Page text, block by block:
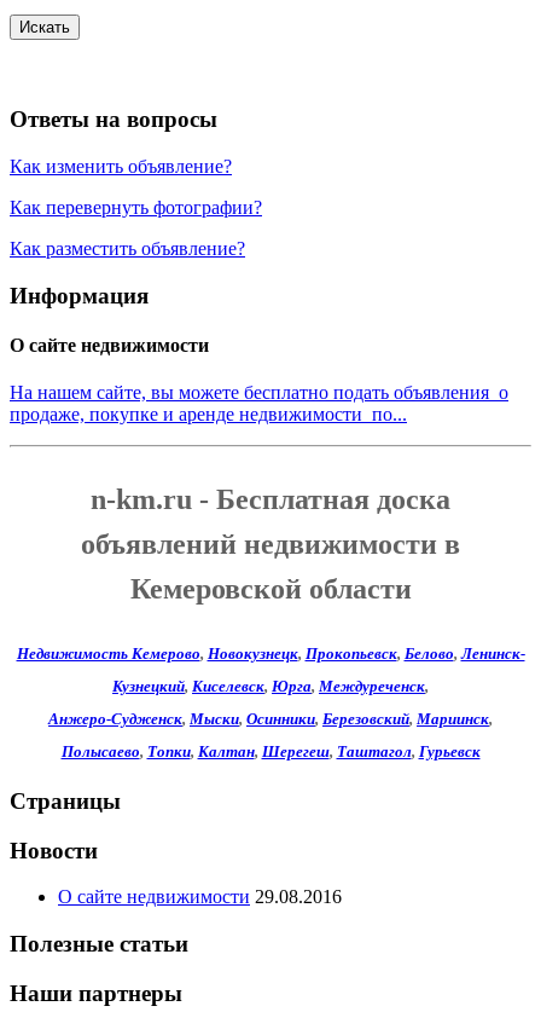
Искать
Ответы на вопросы
Как изменить объявление?
Как перевернуть фотографии?
Как разместить объявление?
Информация
О сайте недвижимости
На нашем сайте, вы можете бесплатно подать объявления о
продаже, покупке и аренде недвижимости по...
n-km.ru - Бесплатная доска
объявлений недвижимости в
Кемеровской области
Недвижимость Кемерово, Новокузнецк, Прокопьевск, Белово,Ленинск-
Кузнецкий, Киселевск, Юрга, Междуреченск,
Анжеро-Судженск, Мыски, Осинники, Березовский, Мариинск,
Полысаево, Топки, Калтан, Шерегеш, Таштагол, Гурьевск
Страницы
Новости
О сайте недвижимости 29.08.2016
Полезные статьи
Наши партнеры